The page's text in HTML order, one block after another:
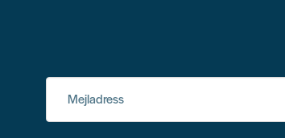
Mejladress